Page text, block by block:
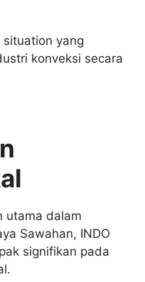
yang
konveksi secara
utama dalam
Sawahan, INDO
signifikan pada